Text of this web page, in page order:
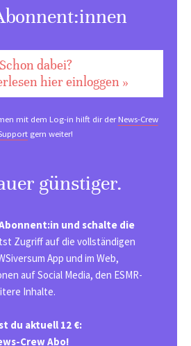
Schon dabei?
hier einloggen »
mit dem Log-in hilft dir derNews-Crew
gern weiter!
günstiger.
und schalte die
Zugriff auf die vollständigen
App und im Web,
auf Social Media, den ESMR-
Inhalte.
du aktuell 12 €:
Crew Abo!